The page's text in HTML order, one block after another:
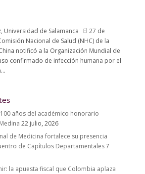
Universidad de Salamanca El 27 de
Nacional de Salud (NHC) de la
notificó a la Organización Mundial de
confirmado de infección humana por el
años del académico honorario
22 julio, 2026
de Medicina fortalece su presencia
de Capítulos Departamentales7
la apuesta fiscal que Colombia aplaza